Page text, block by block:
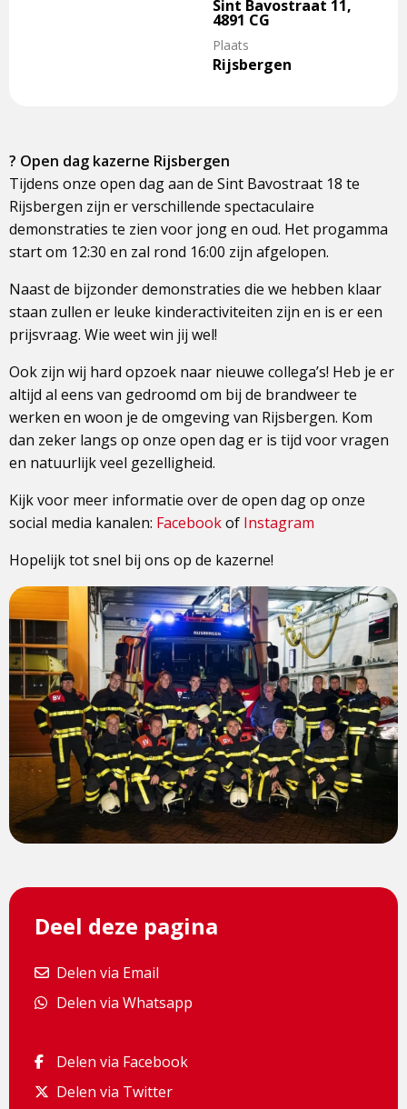
Sint Bavostraat 11,
4891 CG
Plaats
Rijsbergen
? Open dag kazerne Rijsbergen
Tijdens onze open dag aan de Sint Bavostraat 18 te
Rijsbergen zijn er verschillende spectaculaire
demonstraties te zien voor jong en oud. Het progamma
start om 12:30 en zal rond 16:00 zijn afgelopen.
Naast de bijzonder demonstraties die we hebben klaar
staan zullen er leuke kinderactiviteiten zijn en is er een
prijsvraag. Wie weet win jij wel!
Ook zijn wij hard opzoek naar nieuwe collega’s! Heb je er
altijd al eens van gedroomd om bij de brandweer te
werken en woon je de omgeving van Rijsbergen. Kom
dan zeker langs op onze open dag er is tijd voor vragen
en natuurlijk veel gezelligheid.
Kijk voor meer informatie over de open dag op onze
social media kanalen: Facebookof Instagram
Hopelijk tot snel bij ons op de kazerne!
Deel deze pagina
Delen via Email
Delen via Email
Delen via Whatsapp
Delen via Whatsapp
Delen via Facebook
Delen via Facebook
Delen via Twitter
Delen via Twitter